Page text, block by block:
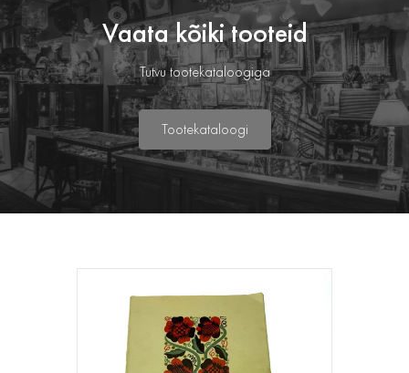
Vaata kõiki tooteid
Tutvu tootekataloogiga
Tootekataloogi